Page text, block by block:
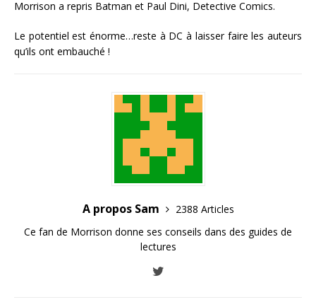
Morrison a repris Batman et Paul Dini, Detective Comics.
Le potentiel est énorme…reste à DC à laisser faire les auteurs
qu’ils ont embauché !
A propos Sam
2388 Articles
Ce fan de Morrison donne ses conseils dans des guides de
lectures